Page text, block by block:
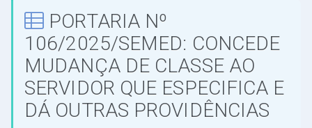
PORTARIA Nº
106/2025/SEMED: CONCEDE
MUDANÇA DE CLASSE AO
SERVIDOR QUE ESPECIFICA E
DÁ OUTRAS PROVIDÊNCIAS